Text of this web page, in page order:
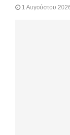
1 Αυγούστου